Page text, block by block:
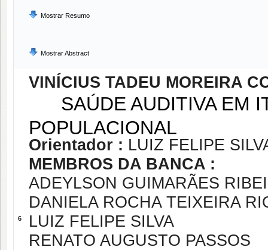
Mostrar Resumo
Mostrar Abstract
6
VINÍCIUS TADEU MOREIRA
SAÚDE AUDITIVA EM
POPULACIONAL
Orientador : LUIZ FELIPE
MEMBROS DA BANCA :
ADEYLSON GUIMARÃES
DANIELA ROCHA TEIXEIRA
LUIZ FELIPE SILVA
RENATO AUGUSTO PASSOS